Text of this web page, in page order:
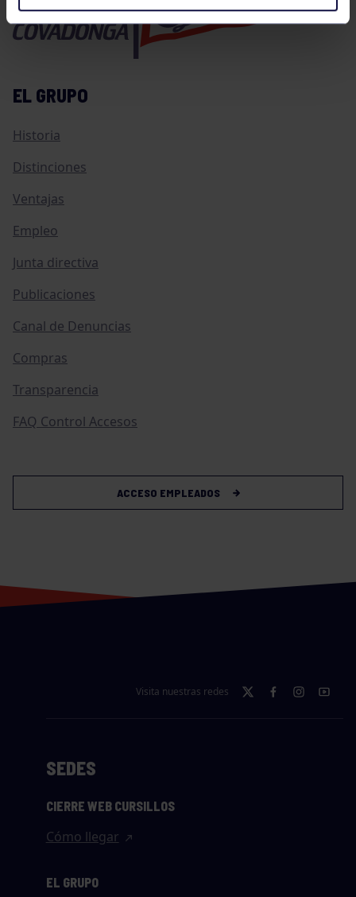
EL GRUPO
Historia
Distinciones
Ventajas
Empleo
Junta directiva
Publicaciones
Canal de Denuncias
Compras
Transparencia
FAQ Control Accesos
ACCESO EMPLEADOS
Visita nuestras redes
SEDES
CIERRE WEB CURSILLOS
Cómo llegar
EL GRUPO